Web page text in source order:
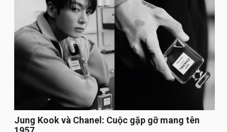
Jung Kook và Chanel: Cuộc gặp gỡ mang tên